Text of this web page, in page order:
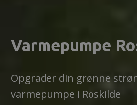
Varmepumpe
Opgrader din grønne
varmepumpe i Roskilde